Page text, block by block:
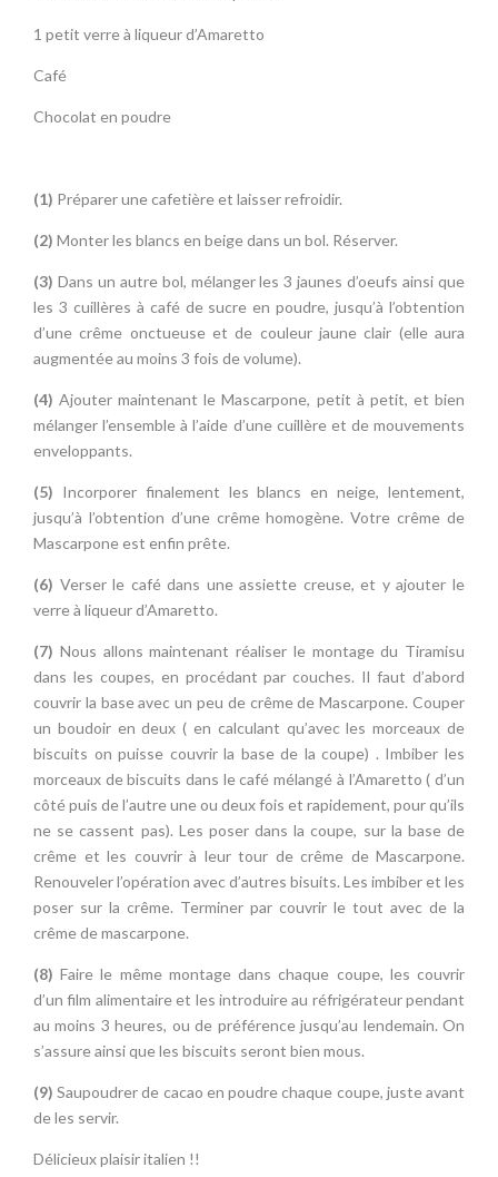
(1) Préparer une cafetière et laisser refroidir.
(2) Monter les blancs en beige dans un bol. Réserver.
(3)Dans un autre bol, mélanger les 3 jaunes d’oeufs ainsi que
augmentée au moins 3 fois de volume).
(4) Ajouter maintenant le Mascarpone, petit à petit, et bien
mélanger l’ensemble à l’aide d’une cuillère et de mouvements
enveloppants.
(5)Incorporer finalement les blancs en neige, lentement,
jusqu’à l’obtention d’une crême homogène. Votre crême de
Mascarpone est enfin prête.
(6)Verser le café dans une assiette creuse, et y ajouter le
verre à liqueur d’Amaretto.
(7) Nous allons maintenant réaliser le montage du Tiramisu
dans les coupes, en procédant par couches. Il faut d’abord
couvrir la base avec un peu de crême de Mascarpone. Couper
un boudoir en deux ( en calculant qu’avec les morceaux de
biscuits on puisse couvrir la base de la coupe) . Imbiber les
côté puis de l’autre une ou deux fois et rapidement, pour qu’ils
ne se cassent pas). Les poser dans la coupe, sur la base de
crême et les couvrir à leur tour de crême de Mascarpone.
Renouveler l’opération avec d’autres bisuits. Les imbiber et les
poser sur la crême. Terminer par couvrir le tout avec de la
crême de mascarpone.
Faire le même montage dans chaque coupe, les couvrir
d’un film alimentaire et les introduire au réfrigérateur pendant
au moins 3 heures, ou de préférence jusqu’au lendemain. On
s’assure ainsi que les biscuits seront bien mous.
(9)Saupoudrer de cacao en poudre chaque coupe, juste avant
de les servir.
Délicieux plaisir italien !!
Photographies deStéphane Lutier
Compártelo: